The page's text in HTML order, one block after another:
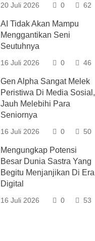
20 Juli 2026 0 62
AI Tidak Akan Mampu
Menggantikan Seni
Seutuhnya
16 Juli 2026 0 46
Gen Alpha Sangat Melek
Peristiwa Di Media Sosial,
Jauh Melebihi Para
Seniornya
16 Juli 2026 0 50
Mengungkap Potensi
Besar Dunia Sastra Yang
Begitu Menjanjikan Di Era
Digital
16 Juli 2026 0 53